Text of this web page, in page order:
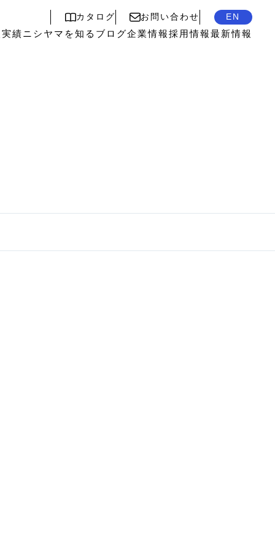
績ニシヤマを知る ブログ企業情報採用情報最新情報
カタログ お問い合わせ EN